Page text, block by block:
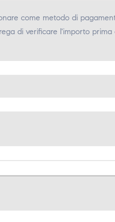
come metodo di
di verificare l'importo